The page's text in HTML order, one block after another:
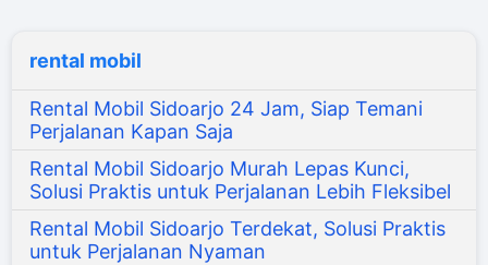
rental mobil
Rental Mobil Sidoarjo 24 Jam, Siap Temani
Perjalanan Kapan Saja
Rental Mobil Sidoarjo Murah Lepas Kunci,
Solusi Praktis untuk Perjalanan Lebih Fleksibel
Rental Mobil Sidoarjo Terdekat, Solusi Praktis
untuk Perjalanan Nyaman